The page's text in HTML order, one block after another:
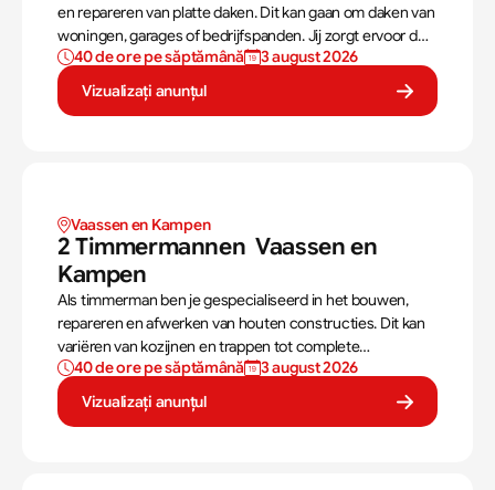
en repareren van platte daken. Dit kan gaan om daken van
woningen, garages of bedrijfspanden. Jij zorgt ervoor dat
deze daken tegen alle weersomstandigheden kunnen,
zoals regen, sneeuw en wind.
40 de ore pe săptămână
3 august 2026
Vizualizați anunțul
Vaassen en Kampen
2 Timmermannen  Vaassen en
Kampen
Als timmerman ben je gespecialiseerd in het bouwen,
repareren en afwerken van houten constructies. Dit kan
variëren van kozijnen en trappen tot complete
dakconstructies en gevels. Aan de hand van
bouwtekeningen zorg jij ervoor dat een constructie zowel
stevig als netjes is afgewerkt.
40 de ore pe săptămână
3 august 2026
Vizualizați anunțul